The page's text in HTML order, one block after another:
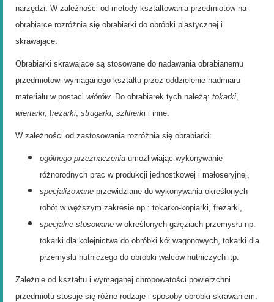
narzędzi. W zależności od metody kształtowania przedmiotów na
obrabiarce rozróżnia się obrabiarki do obróbki plastycznej i
skrawające.
Obrabiarki skrawające są stosowane do nadawania obrabianemu
przedmiotowi wymaganego kształtu przez oddzielenie nadmiaru
materiału w postaci wiórów. Do obrabiarek tych należą: tokarki,
wiertarki, frezarki, strugarki, szlifierki i inne.
W zależności od zastosowania rozróżnia się obrabiarki:
ogólnego przeznaczenia umożliwiając wykonywanie
różnorodnych prac w produkcji jednostkowej i małoseryjnej,
specjalizowane przewidziane do wykonywania określonych
robót w węższym zakresie np.: tokarko-kopiarki, frezarki,
specjalne-stosowane w określonych gałęziach przemysłu np.
tokarki dla kolejnictwa do obróbki kół wagonowych, tokarki dla
przemysłu hutniczego do obróbki walców hutniczych itp.
Zależnie od kształtu i wymaganej chropowatości powierzchni
przedmiotu stosuje się różne rodzaje i sposoby obróbki skrawaniem.